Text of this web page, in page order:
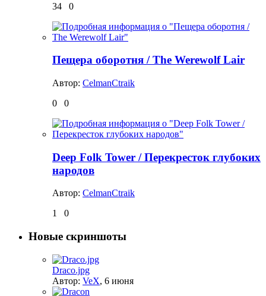
34
0
Пещера оборотня / The Werewolf Lair
Автор: CelmanCtraik
0
0
Deep Folk Tower / Перекресток глубоких
народов
Автор: CelmanCtraik
1
0
Новые скриншоты
Draco.jpg
Автор: VeX, 6 июня